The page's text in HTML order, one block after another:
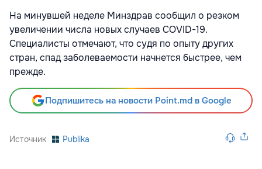
На минувшей неделе Минздрав сообщил о резком
увеличении числа новых случаев COVID-19.
Специалисты отмечают, что судя по опыту других
стран, спад заболеваемости начнется быстрее, чем
прежде.
Подпишитесь на новости Point.md в Google
Источник Publika